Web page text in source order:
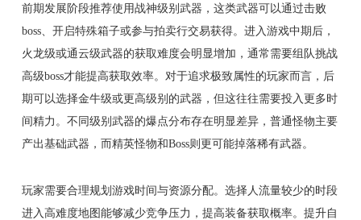
前期发展阶段推荐使用战神级别武器，这类武器可以通过击败
boss、开启特殊箱子或参与拍卖行交易获得。进入游戏中期后，
火龙级或通云级武器的获取难度会明显增加，通常需要组队挑战
高级boss才能提高获取效率。对于追求极致属性的玩家而言，后
期可以选择金牛级或更高级别的武器，但这往往需要投入更多时
间精力。不同级别武器的爆点分布存在明显差异，普通怪物主要
产出基础武器，而精英怪物和Boss则更可能掉落稀有武器。
玩家需要合理规划游戏时间与资源分配。选择人流量较少的时段
进入高难度地图能够减少竞争压力，提高装备获取概率。提升自